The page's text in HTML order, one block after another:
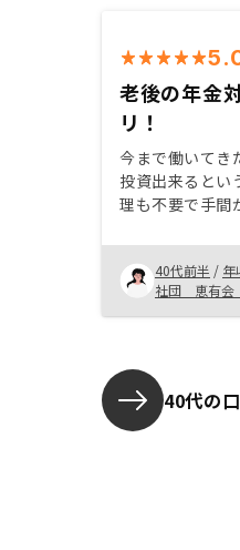
老後の年金
リ！
今まで働いてき
投資出来るとい
理も不要で手間
いう点が看護
感じた。 年金
が、生命保険の
い。また、資産
後の安心材料と
ると直ぐに答え
めることが出来
40代前半 / 年
社団 恵有会
40代の